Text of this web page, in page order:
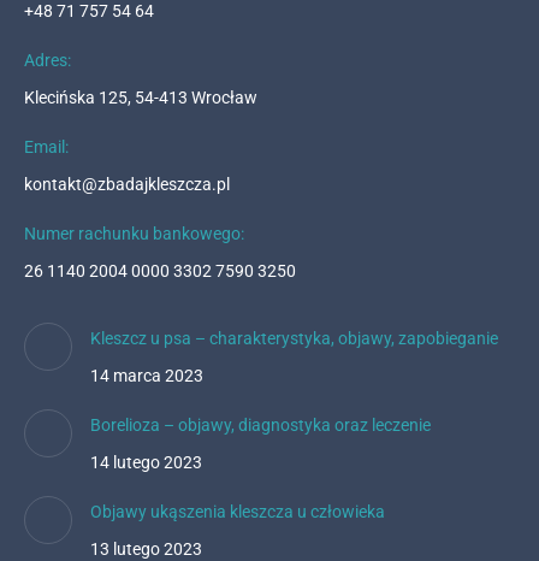
+48 71 757 54 64
Adres:
Klecińska 125, 54-413 Wrocław
Email:
kontakt@zbadajkleszcza.pl
Numer rachunku bankowego:
26 1140 2004 0000 3302 7590 3250
Kleszcz u psa – charakterystyka, objawy, zapobieganie
14 marca 2023
Borelioza – objawy, diagnostyka oraz leczenie
14 lutego 2023
Objawy ukąszenia kleszcza u człowieka
13 lutego 2023